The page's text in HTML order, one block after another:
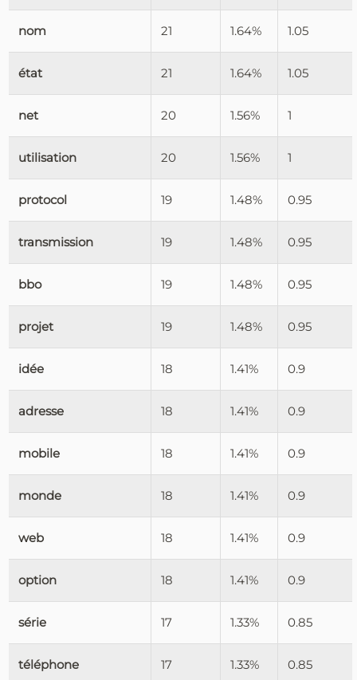
nom 21 1.64% 1.05
état 21 1.64% 1.05
net 20 1.56% 1
utilisation 20 1.56% 1
protocol 19 1.48% 0.95
transmission 19 1.48% 0.95
bbo 19 1.48% 0.95
projet 19 1.48% 0.95
idée 18 1.41% 0.9
adresse 18 1.41% 0.9
mobile 18 1.41% 0.9
monde 18 1.41% 0.9
web 18 1.41% 0.9
option 18 1.41% 0.9
série 17 1.33% 0.85
téléphone 17 1.33% 0.85